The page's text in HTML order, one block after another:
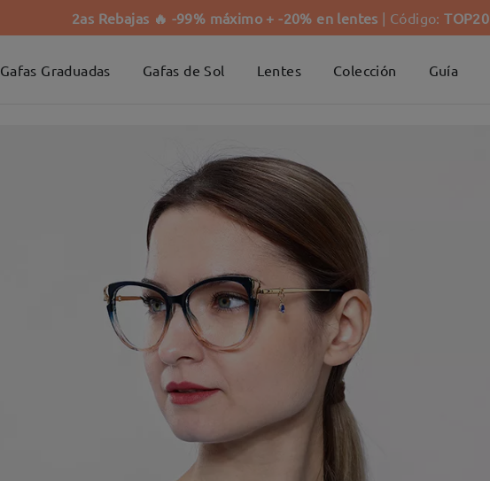
2as Rebajas 🔥 -99% máximo + -20% en lentes | Código:TOP20
Gafas Graduadas Gafas de Sol Lentes Colección Guía